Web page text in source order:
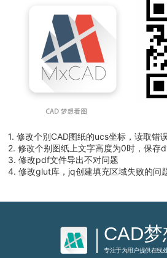
1. 修改个别CAD图纸的ucs坐标，读取错
2. 修改个别图纸上文字高度为0时，保存
3. 修改pdf文件导出不对问题
4. 修改glut库，jq创建填充区域失败的问
CAD梦
专注于为用户提供在线